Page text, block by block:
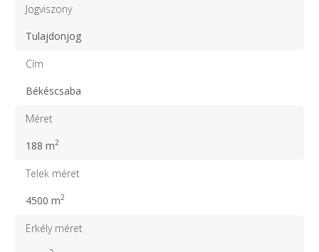
Jogviszony
Tulajdonjog
Cím
Békéscsaba
Méret
188 m2
Telek méret
4500 m2
Erkély méret